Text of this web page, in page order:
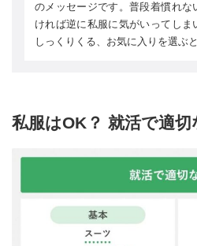
のメッセージです。普段着慣れな
ければ逆に私服に気がいってしま
しっくりくる、お気に入りを選ぶ
私服はOK？ 就活で適切